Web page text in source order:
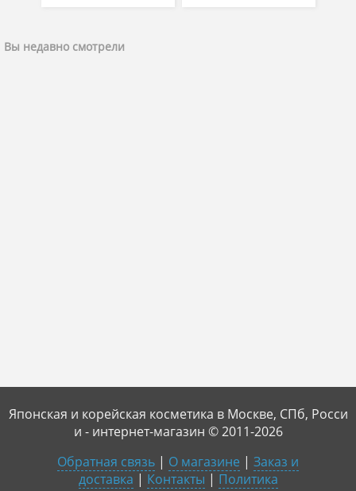
Вы недавно смотрели
Японская и корейская косметика в Москве, СПб, Росси
и - интернет-магазин © 2011-2026
Обратная связь | О магазине | Заказ и
доставка | Контакты | Политика